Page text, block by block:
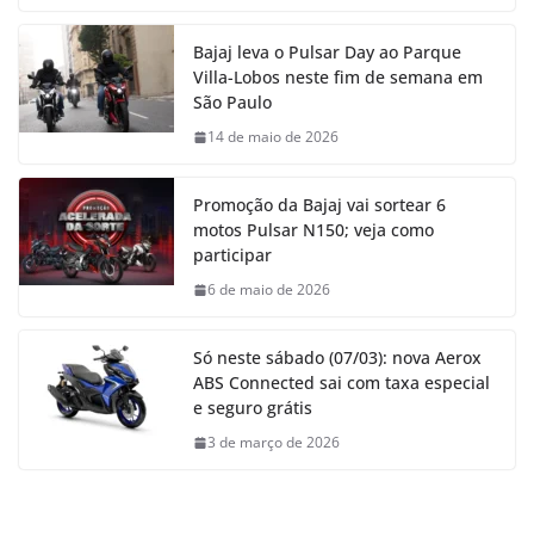
Bajaj leva o Pulsar Day ao Parque
Villa-Lobos neste fim de semana em
São Paulo
14 de maio de 2026
Promoção da Bajaj vai sortear 6
motos Pulsar N150; veja como
participar
6 de maio de 2026
Só neste sábado (07/03): nova Aerox
ABS Connected sai com taxa especial
e seguro grátis
3 de março de 2026